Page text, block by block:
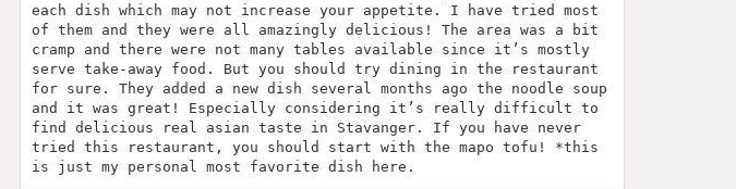
each dish which may not increase your appetite. I have tried most
of them and they were all amazingly delicious! The area was a bit
cramp and there were not many tables available since it’s mostly
serve take-away food. But you should try dining in the restaurant
for sure. They added a new dish several months ago the noodle soup
and it was great! Especially considering it’s really difficult to
find delicious real asian taste in Stavanger. If you have never
tried this restaurant, you should start with the mapo tofu! *this
is just my personal most favorite dish here.